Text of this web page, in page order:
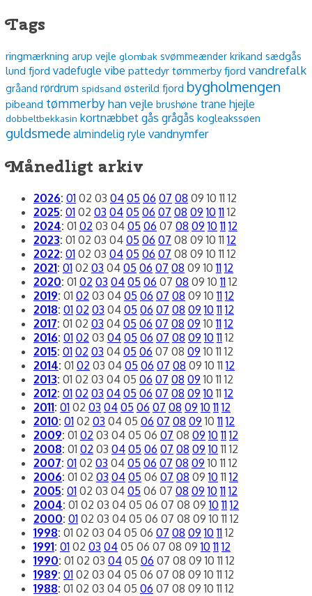
Tags
ringmærkning arup vejle glombak svømmeænder krikand sædgås
lund fjord vadefugle vibe pattedyr tømmerby fjord vandrefalk
gråand rørdrum spidsand østerild fjord bygholmengen
pibeand tømmerbyhan vejle brushøne trane hjejle
dobbeltbekkasin kortnæbbet gås grågås kogleakssøen
guldsmede almindelig ryle vandnymfer
Månedligt arkiv
2026: 01 02 03 04 05 06 07 08 09 10 11 12
2025: 01 02 03 04 05 06 07 08 09 10 11 12
2024: 01 02 03 04 05 06 07 08 09 10 11 12
2023: 01 02 03 04 05 06 07 08 09 10 11 12
2022: 01 02 03 04 05 06 07 08 09 10 11 12
2021: 01 02 03 04 05 06 07 08 09 10 11 12
2020: 01 02 03 04 05 06 07 08 09 10 11 12
2019: 01 02 03 04 05 06 07 08 09 10 11 12
2018: 01 02 03 04 05 06 07 08 09 10 11 12
2017: 01 02 03 04 05 06 07 08 09 10 11 12
2016: 01 02 03 04 05 06 07 08 09 10 11 12
2015: 01 02 03 04 05 06 07 08 09 10 11 12
2014: 01 02 03 04 05 06 07 08 09 10 11 12
2013: 01 02 03 04 05 06 07 08 09 10 11 12
2012: 01 02 03 04 05 06 07 08 09 10 11 12
2011: 01 02 03 04 05 06 07 08 09 10 11 12
2010: 01 02 03 04 05 06 07 08 09 10 11 12
2009: 01 02 03 04 05 06 07 08 09 10 11 12
2008: 01 02 03 04 05 06 07 08 09 10 11 12
2007: 01 02 03 04 05 06 07 08 09 10 11 12
2006: 01 02 03 04 05 06 07 08 09 10 11 12
2005: 01 02 03 04 05 06 07 08 09 10 11 12
2004: 01 02 03 04 05 06 07 08 09 10 11 12
2000: 01 02 03 04 05 06 07 08 09 10 11 12
1998: 01 02 03 04 05 06 07 08 09 10 11 12
1991: 01 02 03 04 05 06 07 08 09 10 11 12
1990: 01 02 03 04 05 06 07 08 09 10 11 12
1989: 01 02 03 04 05 06 07 08 09 10 11 12
1988: 01 02 03 04 05 06 07 08 09 10 11 12